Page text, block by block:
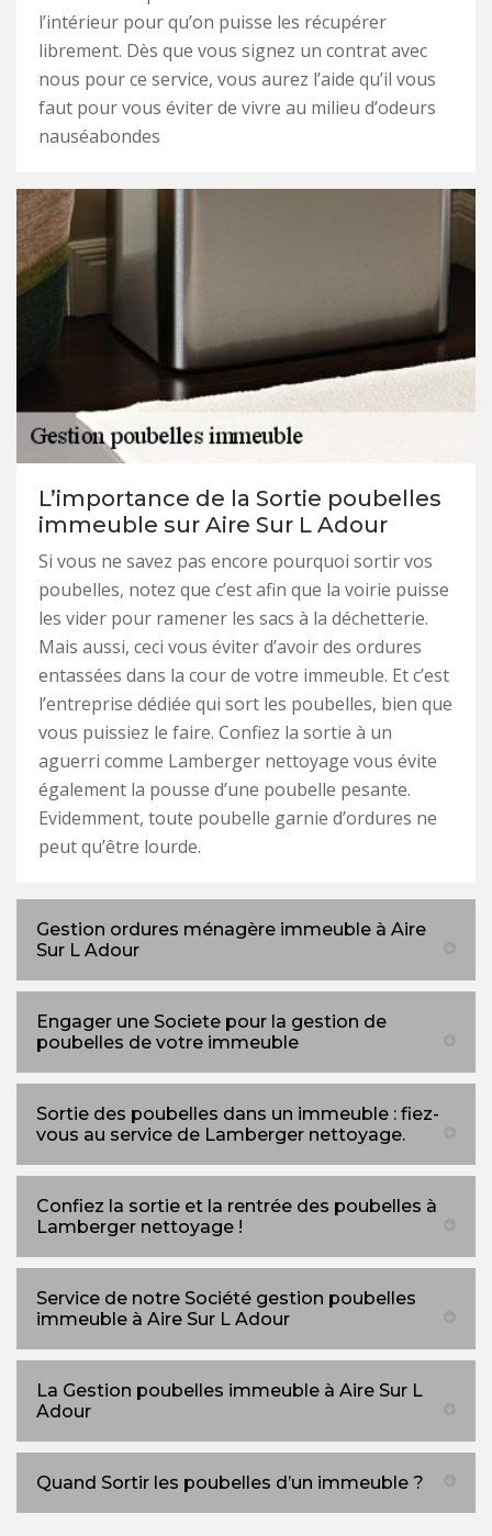
l’intérieur pour qu’on puisse les récupérer
librement. Dès que vous signez un contrat avec
nous pour ce service, vous aurez l’aide qu’il vous
faut pour vous éviter de vivre au milieu d’odeurs
nauséabondes
L’importance de la Sortie poubelles
immeuble sur Aire Sur L Adour
Si vous ne savez pas encore pourquoi sortir vos
poubelles, notez que c’est afin que la voirie puisse
les vider pour ramener les sacs à la déchetterie.
Mais aussi, ceci vous éviter d’avoir des ordures
entassées dans la cour de votre immeuble. Et c’est
l’entreprise dédiée qui sort les poubelles, bien que
vous puissiez le faire. Confiez la sortie à un
aguerri comme Lamberger nettoyage vous évite
également la pousse d’une poubelle pesante.
Evidemment, toute poubelle garnie d’ordures ne
peut qu’être lourde.
Gestion ordures ménagère immeuble à Aire
Sur L Adour
Engager une Societe pour la gestion de
poubelles de votre immeuble
Sortie des poubelles dans un immeuble : fiez-
vous au service de Lamberger nettoyage.
Confiez la sortie et la rentrée des poubelles à
Lamberger nettoyage !
Service de notre Société gestion poubelles
immeuble à Aire Sur L Adour
La Gestion poubelles immeuble à Aire Sur L
Adour
Quand Sortir les poubelles d’un immeuble ?